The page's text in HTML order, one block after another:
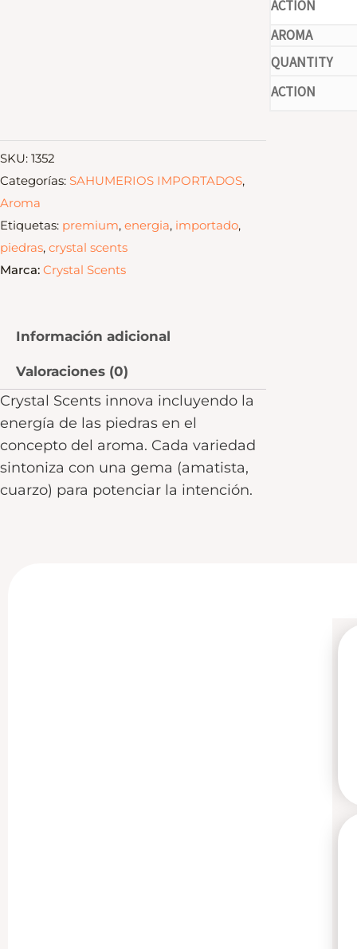
SKU: 1352
Categorías: SAHUMERIOS IMPORTADOS,
Aroma
Etiquetas: premium, energia, importado,
piedras, crystal scents
Marca: Crystal Scents
Información adicional
Valoraciones (0)
Crystal Scents innova incluyendo la
energía de las piedras en el
concepto del aroma. Cada variedad
sintoniza con una gema (amatista,
cuarzo) para potenciar la intención.